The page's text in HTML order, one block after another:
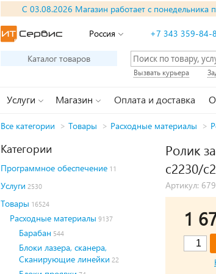
С 03.08.2026 Магазин работает с понедельника
Россия +7 343 359-84-
Каталог товаров
Вызвать курьера
Услуги Магазин Оплата и доставка
Все категории > Товары > Расходные материалы >
Категории
Программное обеспечение 11
Услуги 2530
Товары 16524
Расходные материалы 9137
Барабан 544
Блоки лазера, сканера,
Сканирующие линейки 22
Ролик
c2230/
Артикул:
1